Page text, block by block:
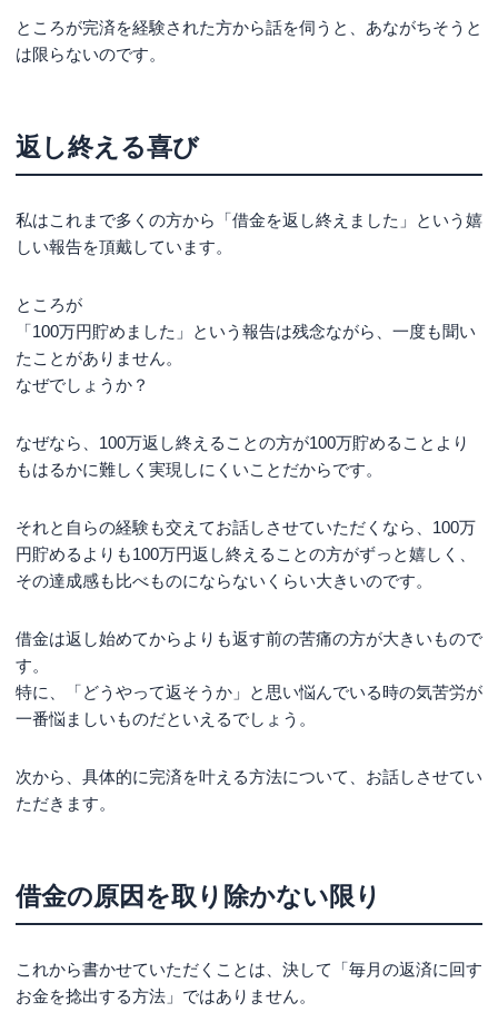
ところが完済を経験された方から話を伺うと、あながちそうと
は限らないのです。
返し終える喜び
私はこれまで多くの方から「借金を返し終えました」という嬉
しい報告を頂戴しています。
ところが
「100万円貯めました」という報告は残念ながら、一度も聞い
たことがありません。
なぜでしょうか？
なぜなら、100万返し終えることの方が100万貯めることより
もはるかに難しく実現しにくいことだからです。
それと自らの経験も交えてお話しさせていただくなら、100万
円貯めるよりも100万円返し終えることの方がずっと嬉しく、
その達成感も比べものにならないくらい大きいのです。
借金は返し始めてからよりも返す前の苦痛の方が大きいもので
す。
特に、「どうやって返そうか」と思い悩んでいる時の気苦労が
一番悩ましいものだといえるでしょう。
次から、具体的に完済を叶える方法について、お話しさせてい
ただきます。
借金の原因を取り除かない限り
これから書かせていただくことは、決して「毎月の返済に回す
お金を捻出する方法」ではありません。